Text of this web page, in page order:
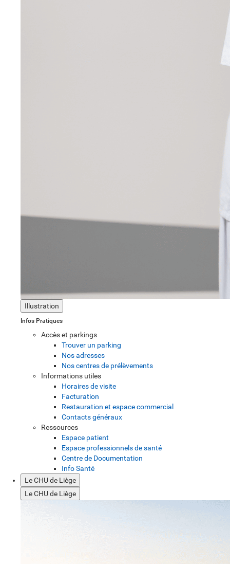
Illustration
Infos Pratiques
Accès et parkings
Trouver un parking
Nos adresses
Nos centres de prélèvements
Informations utiles
Horaires de visite
Facturation
Restauration et espace commercial
Contacts généraux
Ressources
Espace patient
Espace professionnels de santé
Centre de Documentation
Info Santé
Le CHU de Liège
Le CHU de Liège